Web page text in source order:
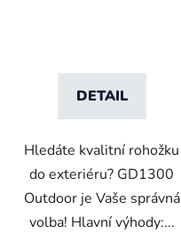
DETAIL
Hledáte kvalitní rohožku
do exteriéru? GD1300
Outdoor je Vaše správná
volba! Hlavní výhody:...